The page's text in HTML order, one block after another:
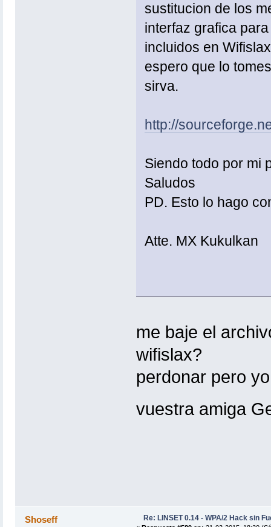
sustitucion de los
interfaz grafica
incluidos en
espero que lo
sirva.
http://
Siendo todo por mi
Saludos
PD. Esto lo hago
Atte. MX Kukulkan
me baje el
wifislax?
perdonar pero
vuestra amiga
Shoseff Re: LINSET 0.14 - WPA/2 Hack sin